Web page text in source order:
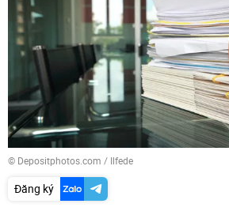
© Depositphotos.com / Ilfede
Đăng ký